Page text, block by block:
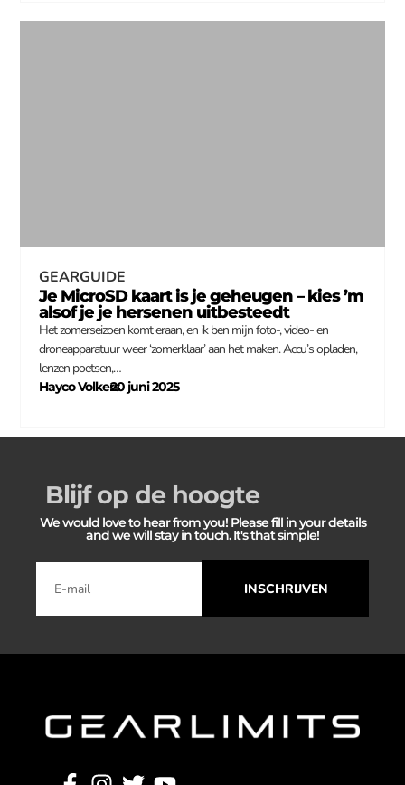
GEARGUIDE
Je MicroSD kaart is je geheugen – kies ’m
alsof je je hersenen uitbesteedt
Het zomerseizoen komt eraan, en ik ben mijn foto-, video- en
droneapparatuur weer ‘zomerklaar’ aan het maken. Accu’s opladen,
lenzen poetsen,…
Hayco Volkers
–
20 juni 2025
Blijf op de hoogte
We would love to hear from you! Please fill in your details
and we will stay in touch. It's that simple!
INSCHRIJVEN